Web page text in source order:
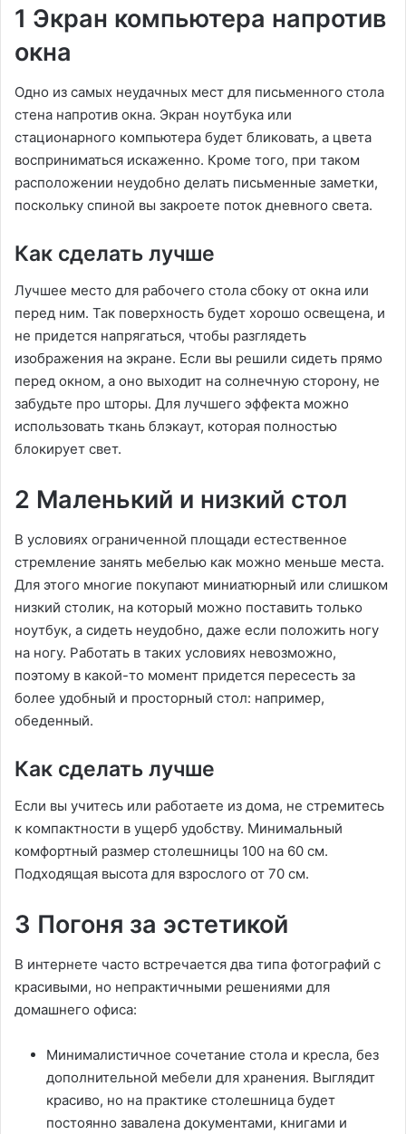
1 Экран компьютера напротив
окна
Одно из самых неудачных мест для письменного стола
стена напротив окна. Экран ноутбука или
стационарного компьютера будет бликовать, а цвета
восприниматься искаженно. Кроме того, при таком
расположении неудобно делать письменные заметки,
поскольку спиной вы закроете поток дневного света.
Как сделать лучше
Лучшее место для рабочего стола сбоку от окна или
перед ним. Так поверхность будет хорошо освещена, и
не придется напрягаться, чтобы разглядеть
изображения на экране. Если вы решили сидеть прямо
перед окном, а оно выходит на солнечную сторону, не
забудьте про шторы. Для лучшего эффекта можно
использовать ткань блэкаут, которая полностью
блокирует свет.
2 Маленький и низкий стол
В условиях ограниченной площади естественное
стремление занять мебелью как можно меньше места.
Для этого многие покупают миниатюрный или слишком
низкий столик, на который можно поставить только
ноутбук, а сидеть неудобно, даже если положить ногу
на ногу. Работать в таких условиях невозможно,
поэтому в какой-то момент придется пересесть за
более удобный и просторный стол: например,
обеденный.
Как сделать лучше
Если вы учитесь или работаете из дома, не стремитесь
к компактности в ущерб удобству. Минимальный
комфортный размер столешницы 100 на 60 см.
Подходящая высота для взрослого от 70 см.
3 Погоня за эстетикой
В интернете часто встречается два типа фотографий с
красивыми, но непрактичными решениями для
домашнего офиса:
Минималистичное сочетание стола и кресла, без
дополнительной мебели для хранения. Выглядит
красиво, но на практике столешница будет
постоянно завалена документами, книгами и